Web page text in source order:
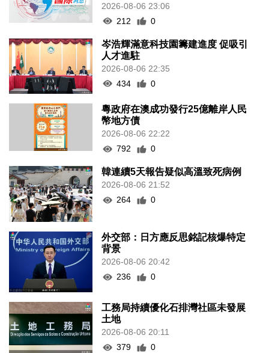
2026-08-06 23:06
212
0
岑浩輝滿意科技園籌建進度 促吸引
人才進駐
2026-08-06 22:35
434
0
粵政府在澳成功發行25億離岸人民
幣地方債
2026-08-06 22:22
792
0
韓連續5天報告疑似高溫致死病例
2026-08-06 21:52
264
0
外交部：日方應反思銘記核爆特定
背景
2026-08-06 20:42
236
0
工務局持續優化石排灣社區未發展
土地
2026-08-06 20:11
379
0